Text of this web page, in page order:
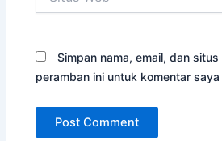
Web
Simpan nama, email, dan
peramban ini untuk komentar